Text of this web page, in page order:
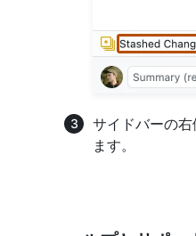
サイドバーの
ます。